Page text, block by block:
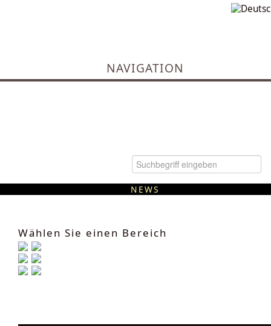
NAVIGATION
NEWS
Wählen Sie einen Bereich